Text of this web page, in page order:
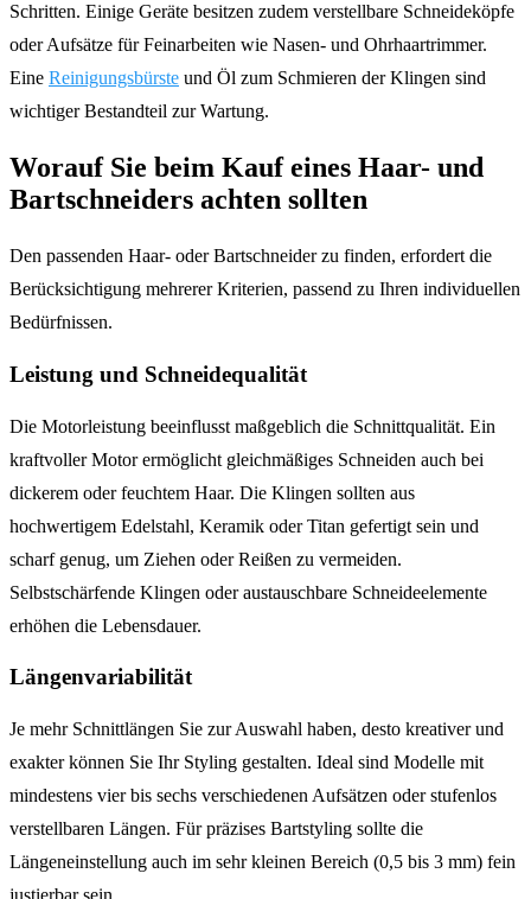
Schritten. Einige Geräte besitzen zudem verstellbare Schneideköpfe
oder Aufsätze für Feinarbeiten wie Nasen- und Ohrhaartrimmer.
Eine Reinigungsbürste und Öl zum Schmieren der Klingen sind
wichtiger Bestandteil zur Wartung.
Worauf Sie beim Kauf eines Haar- und
Bartschneiders achten sollten
Den passenden Haar- oder Bartschneider zu finden, erfordert die
Berücksichtigung mehrerer Kriterien, passend zu Ihren individuellen
Bedürfnissen.
Leistung und Schneidequalität
Die Motorleistung beeinflusst maßgeblich die Schnittqualität. Ein
kraftvoller Motor ermöglicht gleichmäßiges Schneiden auch bei
dickerem oder feuchtem Haar. Die Klingen sollten aus
hochwertigem Edelstahl, Keramik oder Titan gefertigt sein und
scharf genug, um Ziehen oder Reißen zu vermeiden.
Selbstschärfende Klingen oder austauschbare Schneideelemente
erhöhen die Lebensdauer.
Längenvariabilität
Je mehr Schnittlängen Sie zur Auswahl haben, desto kreativer und
exakter können Sie Ihr Styling gestalten. Ideal sind Modelle mit
mindestens vier bis sechs verschiedenen Aufsätzen oder stufenlos
verstellbaren Längen. Für präzises Bartstyling sollte die
Längeneinstellung auch im sehr kleinen Bereich (0,5 bis 3 mm) fein
justierbar sein.